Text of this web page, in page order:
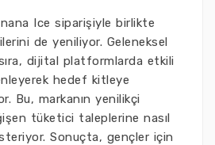
Ice siparişiyle birlikte
de yeniliyor. Geleneksel
dijital platformlarda etkili
hedef kitleye
Bu, markanın yenilikçi
tüketici taleplerine nasıl
Sonuçta, gençler için